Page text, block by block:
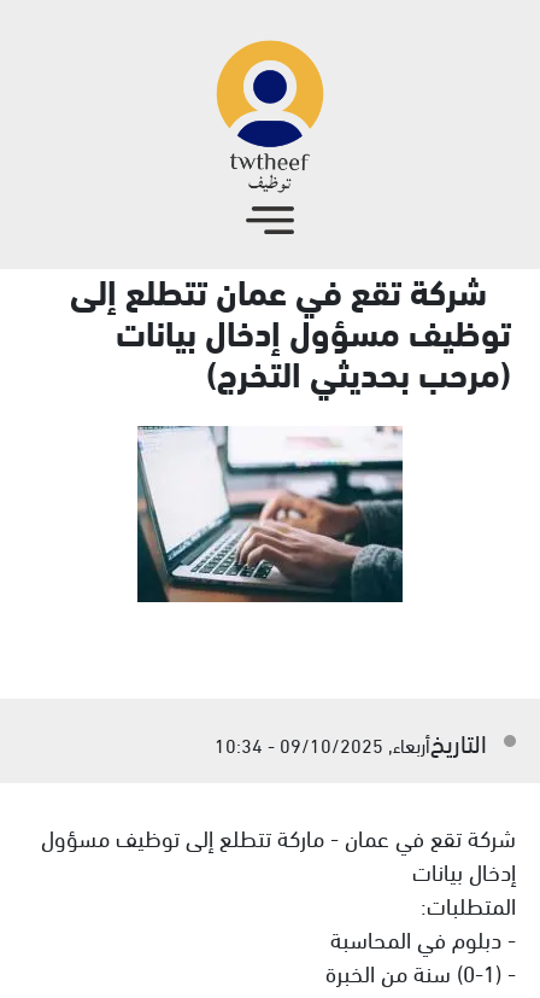
شركة تقع في عمان تتطلع إلى
توظيف مسؤول إدخال بيانات
(مرحب بحديثي التخرج)
التاريخأربعاء, 09/10/2025 - 10:34
شركة تقع في عمان - ماركة تتطلع إلى توظيف مسؤول
إدخال بيانات
المتطلبات:
- دبلوم في المحاسبة
- (0-1) سنة من الخبرة